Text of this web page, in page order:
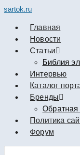
sartok.ru
Главная
Новости
Cтатьи
Библия
Интервью
Каталог
Бренды
Обратная
Политика
Форум